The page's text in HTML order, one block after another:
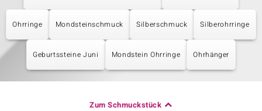
Ohrringe Mondsteinschmuck Silberschmuck Silberohrringe
Geburtssteine Juni Mondstein Ohrringe Ohrhänger
Zum Schmuckstück